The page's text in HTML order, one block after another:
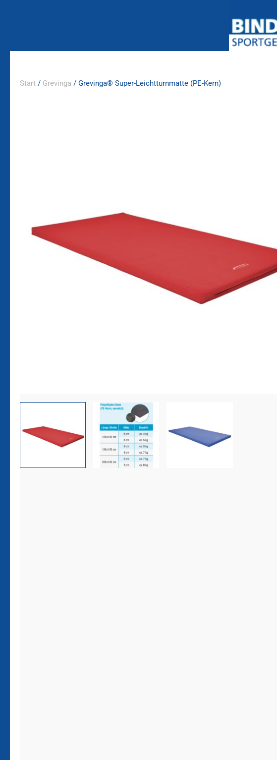
Start / Grevinga / Grevinga® Super-Leichtturnmatte (PE-Kern)